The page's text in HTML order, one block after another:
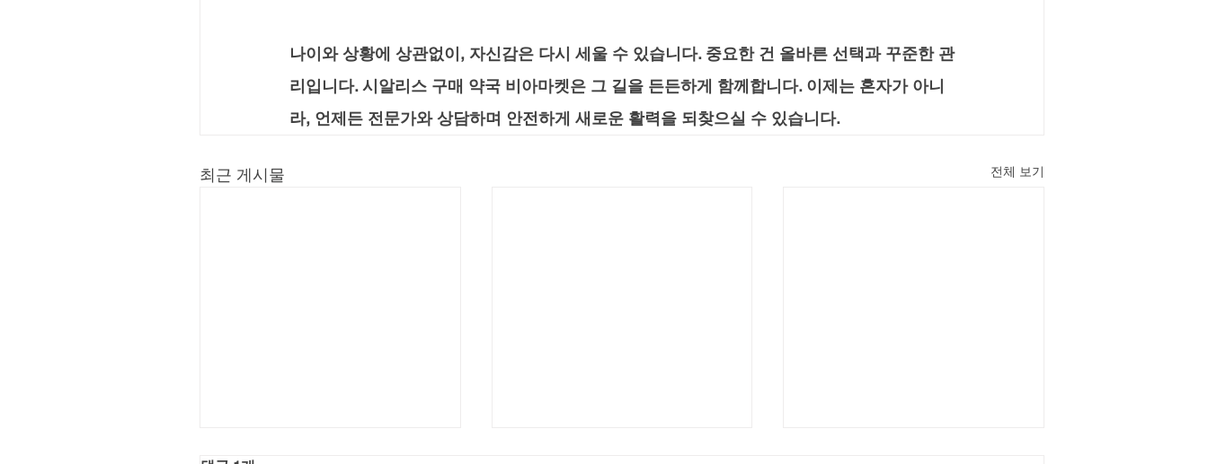
나이와 상황에 상관없이, 자신감은 다시 세울 수 있습니다. 중요한 건 올바른 선택과 꾸준한 관
리입니다. 시알리스 구매 약국 비아마켓은 그 길을 든든하게 함께합니다. 이제는 혼자가 아니
라, 언제든 전문가와 상담하며 안전하게 새로운 활력을 되찾으실 수 있습니다.
최근 게시물 전체 보기